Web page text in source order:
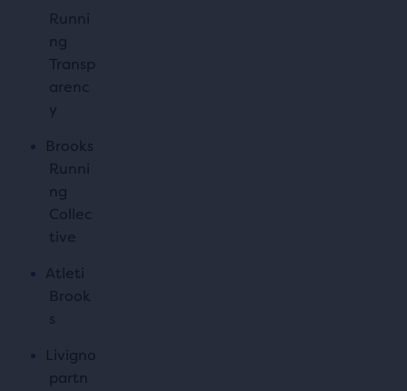
Runni
ng
Transp
arenc
y
Brooks
Runni
ng
Collec
tive
Atleti
Brook
s
Livigno
partn